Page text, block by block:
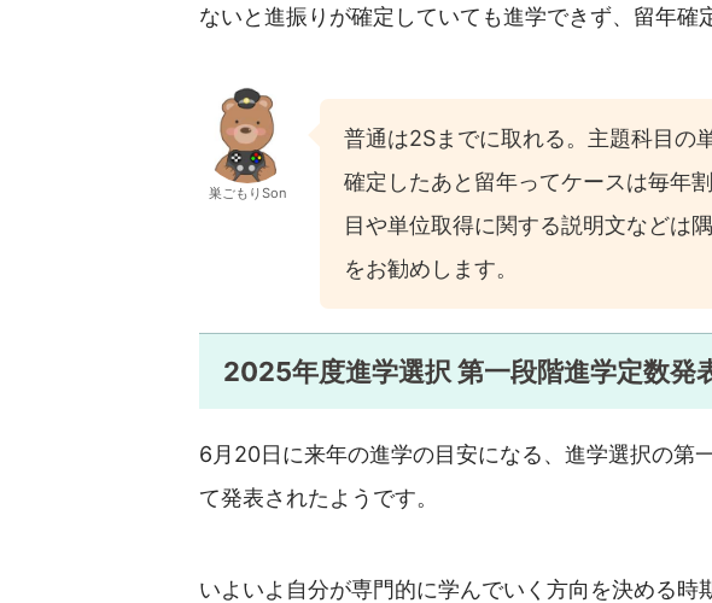
ないと進振りが確定していても進学できず、留年確
巣ごもりSon
普通は2Sまでに取れる。主題科目の
確定したあと留年ってケースは毎年
目や単位取得に関する説明文などは
をお勧めします。
2025年度進学選択 第一段階進学定数発
6月20日に来年の進学の目安になる、進学選択の第
て発表されたようです。
いよいよ自分が専門的に学んでいく方向を決める時